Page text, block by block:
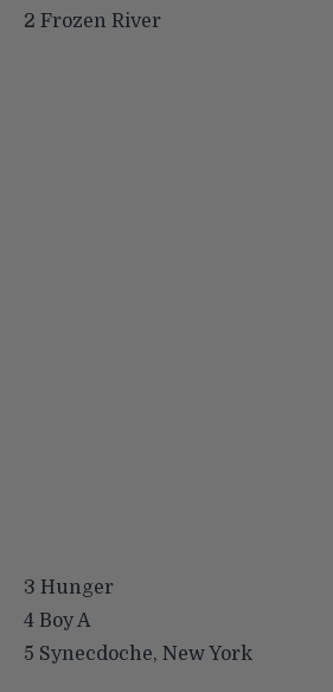
2 Frozen River
3 Hunger
4 Boy A
5 Synecdoche, New York